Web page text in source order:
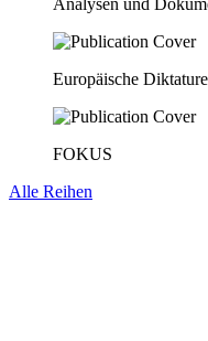
Europäische
FOKUS
Alle Reihen